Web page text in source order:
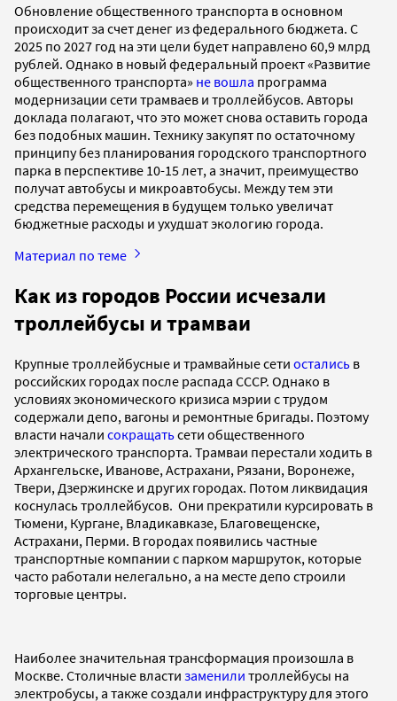
Обновление общественного транспорта в основном
происходит за счет денег из федерального бюджета. С
2025 по 2027 год на эти цели будет направлено 60,9 млрд
рублей. Однако в новый федеральный проект «Развитие
общественного транспорта» не вошла программа
модернизации сети трамваев и троллейбусов. Авторы
доклада полагают, что это может снова оставить города
без подобных машин. Технику закупят по остаточному
принципу без планирования городского транспортного
парка в перспективе 10-15 лет, а значит, преимущество
получат автобусы и микроавтобусы. Между тем эти
средства перемещения в будущем только увеличат
бюджетные расходы и ухудшат экологию города.
Материал по теме
Как из городов России исчезали
троллейбусы и трамваи
Крупные троллейбусные и трамвайные сети остались в
российских городах после распада СССР. Однако в
условиях экономического кризиса мэрии с трудом
содержали депо, вагоны и ремонтные бригады. Поэтому
власти начали сокращатьсети общественного
электрического транспорта. Трамваи перестали ходить в
Архангельске, Иванове, Астрахани, Рязани, Воронеже,
Твери, Дзержинске и других городах. Потом ликвидация
коснулась троллейбусов. Они прекратили курсировать в
Тюмени, Кургане, Владикавказе, Благовещенске,
Астрахани, Перми. В городах появились частные
транспортные компании с парком маршруток, которые
часто работали нелегально, а на месте депо строили
торговые центры.
Наиболее значительная трансформация произошла в
Москве. Столичные власти заменили троллейбусы на
электробусы, а также создали инфраструктуру для этого